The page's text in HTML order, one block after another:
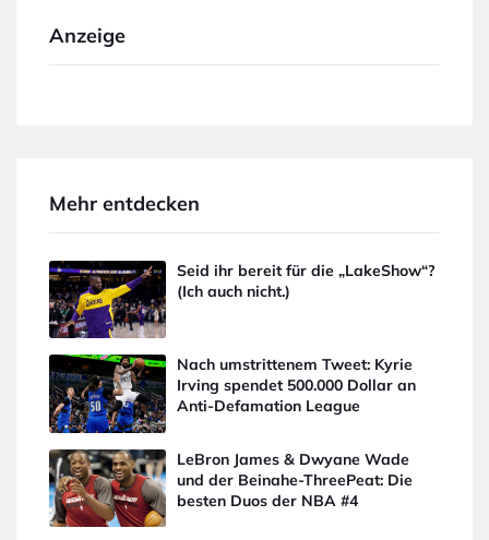
Anzeige
Mehr entdecken
Seid ihr bereit für die „LakeShow“?
(Ich auch nicht.)
Nach umstrittenem Tweet: Kyrie
Irving spendet 500.000 Dollar an
Anti-Defamation League
LeBron James & Dwyane Wade
und der Beinahe-ThreePeat: Die
besten Duos der NBA #4